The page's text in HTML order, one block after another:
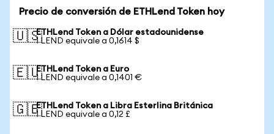
Precio de conversión de ETHLend Token hoy
🇺🇸ETHLend Token a Dólar estadounidense
1 LEND equivale a 0,1614 $
🇪🇺ETHLend Token a Euro
1 LEND equivale a 0,1401 €
🇬🇧ETHLend Token a Libra Esterlina Británica
1 LEND equivale a 0,12 £